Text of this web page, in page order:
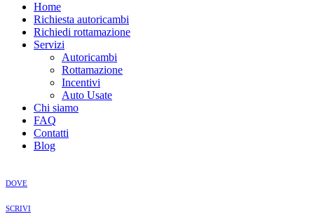
Home
Richiesta autoricambi
Richiedi rottamazione
Servizi
Autoricambi
Rottamazione
Incentivi
Auto Usate
Chi siamo
FAQ
Contatti
Blog
DOVE
SCRIVI